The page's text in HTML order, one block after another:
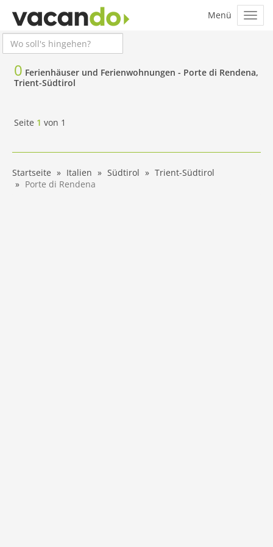
0 Ferienhäuser und Ferienwohnungen - Porte di Rendena,
Trient-Südtirol
Seite 1 von 1
Startseite Italien Südtirol
Trient-Südtirol
Porte di Rendena